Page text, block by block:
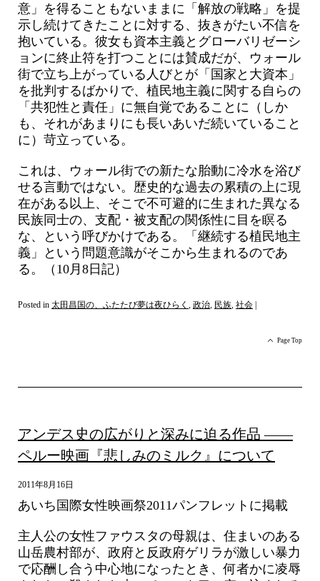
意」を得ることもないままに「解放の戦略」を提
示し続けてきたことに対する、抜きがたい不信を
抱いている。彼女も資本主義とグローバリゼーシ
ョンに終止符を打つことには賛成だが、ウォール
街で立ち上がっている人びとが「国家と大資本」
を批判するばかりで、植民地主義に関する自らの
「共犯性と責任」に無自覚であることに（しか
も、それがあまりにも長いあいだ続いていること
に）苛立っている。
これは、ウォール街での新たな胎動に冷水を浴び
せる言動ではない。歴史的な過去の累積の上に現
在がある以上、そこで不可避的に生まれた異なる
民族同士の、支配・被支配の関係性に目を瞑る
な、という呼びかけである。「継続する植民地主
義」という問題意識がそこから生まれるのであ
る。（10月8日記）
Posted in 太田昌国の、ふたたび夢は夜ひらく , 政治, 民族, 社会
Page Top
アンデス史の広がりと深みに迫る作品 ――
ペルー映画『悲しみのミルク』について
2011年8月16日
あいち国際女性映画祭2011パンフレットに掲載
主人公の女性ファウスタの母親は、住まいのある
山岳農村部が、政府と反政府ゲリラが激しい暴力
で応酬し合う中心地になったとき、何者かに凌辱